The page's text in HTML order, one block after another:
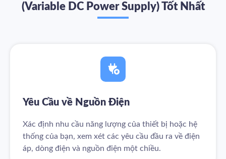
(Variable DC Power Supply) Tốt Nhất
Yêu Cầu về Nguồn Điện
Xác định nhu cầu năng lượng của thiết bị hoặc hệ
thống của bạn, xem xét các yêu cầu đầu ra về điện
áp, dòng điện và nguồn điện một chiều.